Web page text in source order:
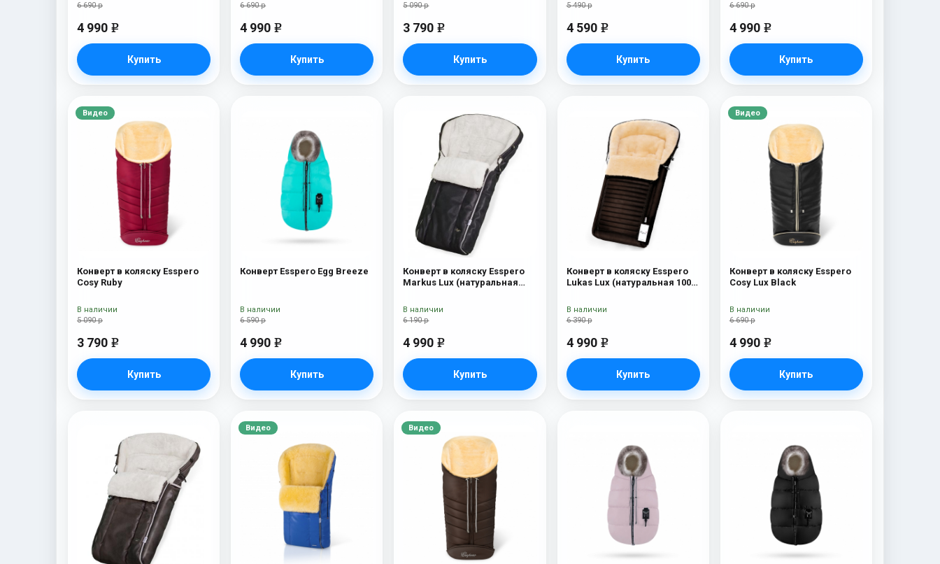
6 690 р
4 990 e
Купить
6 690 р
4 990 e
Купить
5 090 р
3 790 e
Купить
5 490 р
4 590 e
Купить
6 690 р
4 990 e
Купить
Видео
Конверт в коляску Esspero
Cosy Ruby
5 090 р
3 790 e
Купить
В наличии
Конверт Esspero Egg Breeze
6 590 р
4 990 e
Купить
В наличии
Конверт в коляску Esspero
Markus Lux (натуральная
6 190 р
4 990 e
Купить
В наличии
Конверт в коляску Esspero
Lukas Lux (натуральная 100%
6 390 р
4 990 e
Купить
В наличии
Видео
Конверт в коляску Esspero
Cosy Lux Black
6 690 р
4 990 e
Купить
В наличии
Видео Видео